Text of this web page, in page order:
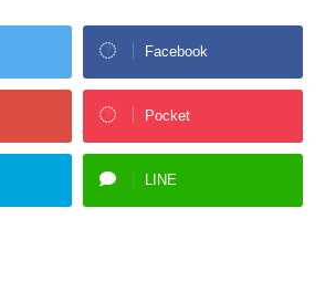
Facebook
Pocket
LINE